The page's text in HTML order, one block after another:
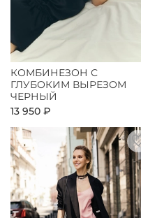
КОМБИНЕЗОН С
ГЛУБОКИМ ВЫРЕЗОМ
ЧЕРНЫЙ
13 950 ₽